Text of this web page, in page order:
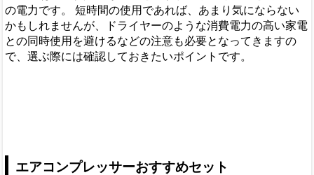
の電力です。 短時間の使用であれば、あまり気にならない
かもしれませんが、ドライヤーのような消費電力の高い家電
との同時使用を避けるなどの注意も必要となってきますの
で、選ぶ際には確認しておきたいポイントです。
エアコンプレッサーおすすめセット